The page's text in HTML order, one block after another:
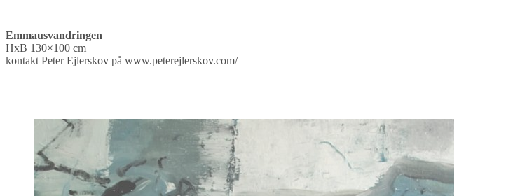
Emmausvandringen
HxB 130×100 cm
kontakt Peter Ejlerskov på www.peterejlerskov.com/